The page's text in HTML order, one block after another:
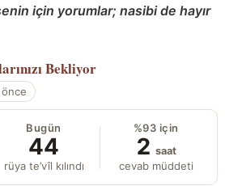
için yorumlar; nasibi de hayır
Bekliyor
Bugün
44
rüya te’vîl kılındı
%93 için
2 saat
cevab müddeti